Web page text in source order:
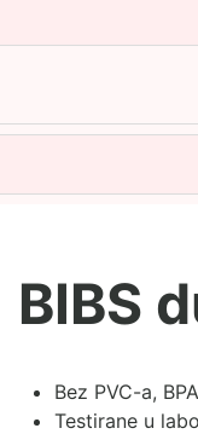
BIBS
Bez PVC-a,
Testirane u